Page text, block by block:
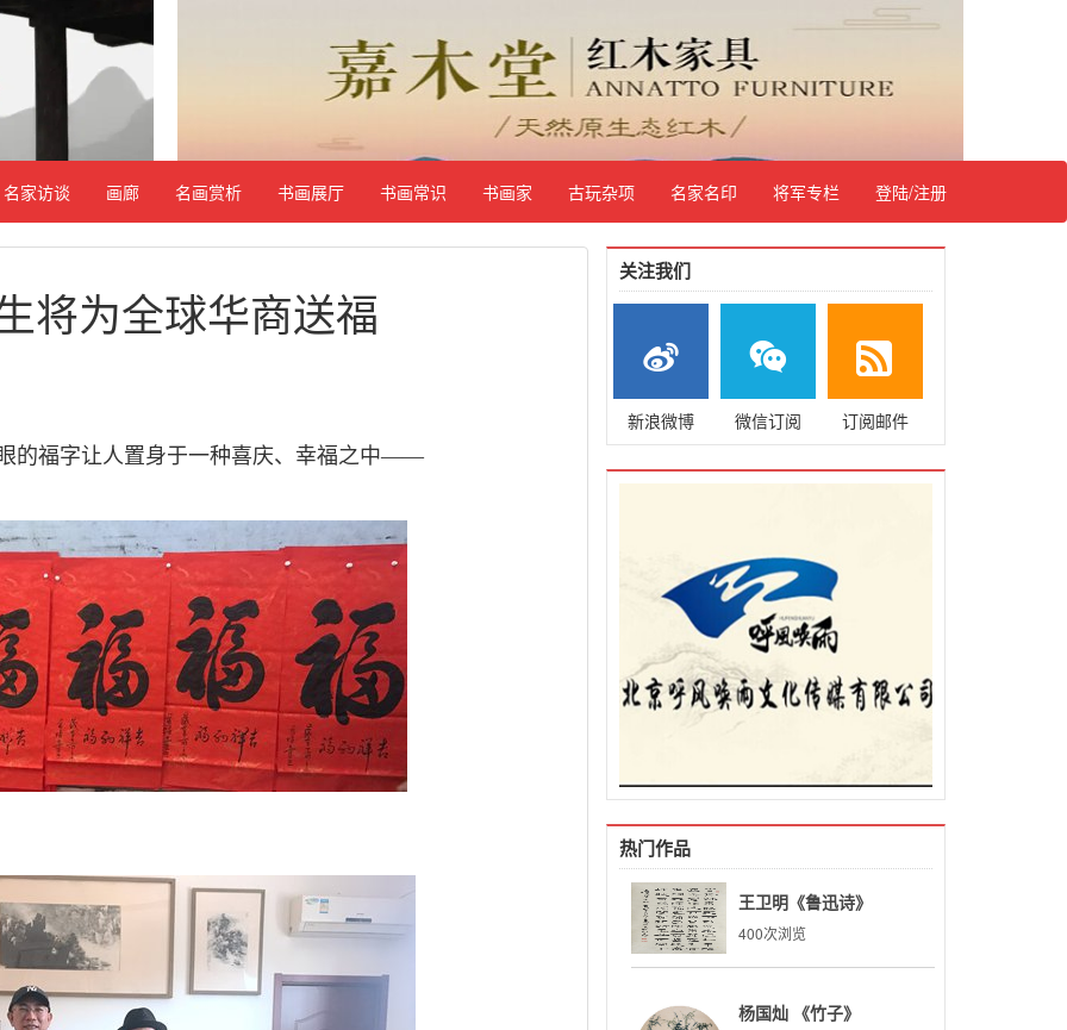
名家访谈 画廊 名画赏析 书画展厅 书画常识 书画家 古玩杂项 名家名印 将军专栏 登陆/注册
将为全球华商送福
的福字让人置身于一种喜庆、幸福之中——
关注我们
新浪微博 微信订阅 订阅邮件
热门作品
王卫明《鲁迅诗》
400次浏览
杨国灿 《竹子》